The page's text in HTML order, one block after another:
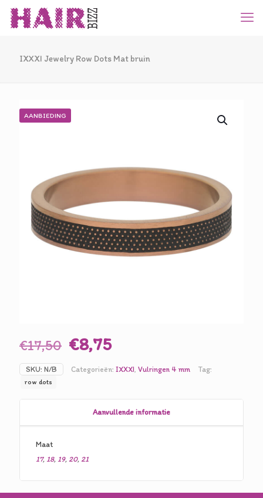
IXXXI Jewelry Row Dots Mat bruin
AANBIEDING
€17,50 Oorspronkelijke
prijs
was:
€8,75Huidige
prijs
is:
SKU: N/B Categorieën: IXXXI, Vulringen 4 mm Tag:
row dots
Aanvullende informatie
Maat
17, 18, 19, 20, 21